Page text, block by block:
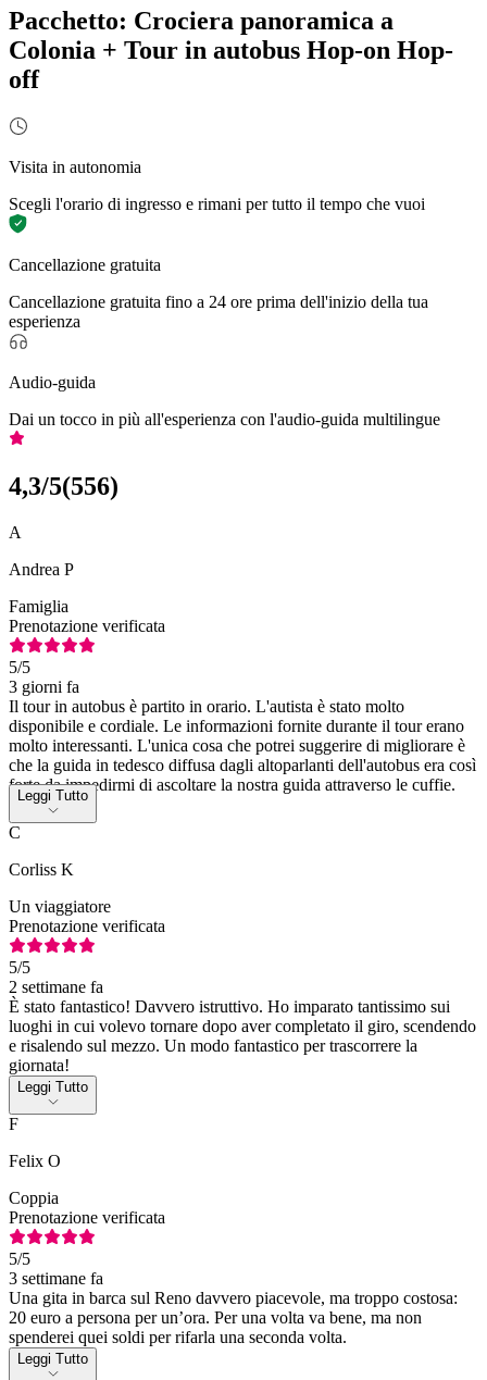
Pacchetto: Crociera panoramica a
Colonia + Tour in autobus Hop-on Hop-
off
Visita in autonomia
Scegli l'orario di ingresso e rimani per tutto il tempo che vuoi
Cancellazione gratuita
Cancellazione gratuita fino a 24 ore prima dell'inizio della tua
esperienza
Audio-guida
Dai un tocco in più all'esperienza con l'audio-guida multilingue
4,3/5(556)
A
Andrea P
Famiglia
Prenotazione verificata
5/5
3 giorni fa
Il tour in autobus è partito in orario. L'autista è stato molto
disponibile e cordiale. Le informazioni fornite durante il tour erano
molto interessanti. L'unica cosa che potrei suggerire di migliorare è
che la guida in tedesco diffusa dagli altoparlanti dell'autobus era così
forte da impedirmi di ascoltare la nostra guida attraverso le cuffie.
Leggi Tutto
C
Corliss K
Un viaggiatore
Prenotazione verificata
5/5
2 settimane fa
È stato fantastico! Davvero istruttivo. Ho imparato tantissimo sui
luoghi in cui volevo tornare dopo aver completato il giro, scendendo
e risalendo sul mezzo. Un modo fantastico per trascorrere la
giornata!
Leggi Tutto
F
Felix O
Coppia
Prenotazione verificata
5/5
3 settimane fa
Una gita in barca sul Reno davvero piacevole, ma troppo costosa:
20 euro a persona per un’ora. Per una volta va bene, ma non
spenderei quei soldi per rifarla una seconda volta.
Leggi Tutto